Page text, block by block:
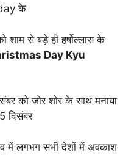
के
शाम से बड़े ही हर्षोल्लास के
Day Kyu
को जोर शोर के साथ मनाया
दिसंबर
में लगभग सभी देशों में अवकाश